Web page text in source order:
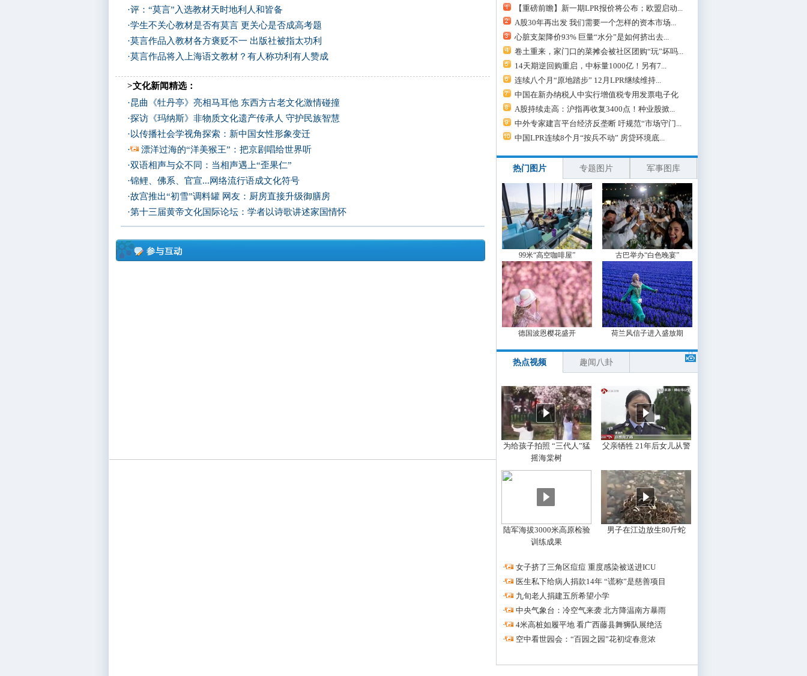
·评：“莫言”入选教材天时地利人和皆备
·学生不关心教材是否有莫言 更关心是否成高考题
·莫言作品入教材各方褒贬不一 出版社被指太功利
·莫言作品将入上海语文教材？有人称功利有人赞成
>文化新闻精选：
·昆曲《牡丹亭》亮相马耳他 东西方古老文化激情碰撞
·探访《玛纳斯》非物质文化遗产传承人 守护民族智慧
·以传播社会学视角探索：新中国女性形象变迁
·
漂洋过海的“洋美猴王”：把京剧唱给世界听
·双语相声与众不同：当相声遇上“歪果仁”
·锦鲤、佛系、官宣...网络流行语成文化符号
·故宫推出“初雪”调料罐 网友：厨房直接升级御膳房
·第十三届黄帝文化国际论坛：学者以诗歌讲述家国情怀
【重磅前瞻】新一期LPR报价将公布；欧盟启动...
A股30年再出发 我们需要一个怎样的资本市场...
心脏支架降价93% 巨量“水分”是如何挤出去...
卷土重来，家门口的菜摊会被社区团购“玩”坏吗...
14天期逆回购重启，中标量1000亿！另有7...
连续八个月“原地踏步” 12月LPR继续维持...
中国在新办纳税人中实行增值税专用发票电子化
A股持续走高：沪指再收复3400点！种业股掀...
中外专家建言平台经济反垄断 吁规范“市场守门...
中国LPR连续8个月“按兵不动” 房贷环境底...
热门图片 专题图片 军事图库
99米“高空咖啡屋” 古巴举办“白色晚宴”
德国波恩樱花盛开 荷兰风信子进入盛放期
热点视频 趣闻八卦
为给孩子拍照 “三代人”猛
摇海棠树
父亲牺牲 21年后女儿从警
陆军海拔3000米高原检验
训练成果
男子在江边放生80斤蛇
·
女子挤了三角区痘痘 重度感染被送进ICU
·
医生私下给病人捐款14年 “谎称”是慈善项目
·
九旬老人捐建五所希望小学
·
中央气象台：冷空气来袭 北方降温南方暴雨
·
4米高桩如履平地 看广西藤县舞狮队展绝活
·
空中看世园会：“百园之园”花初绽春意浓